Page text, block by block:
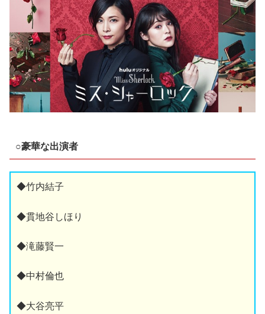
○豪華な出演者
◆竹内結子
◆貫地谷しほり
◆滝藤賢一
◆中村倫也
◆大谷亮平